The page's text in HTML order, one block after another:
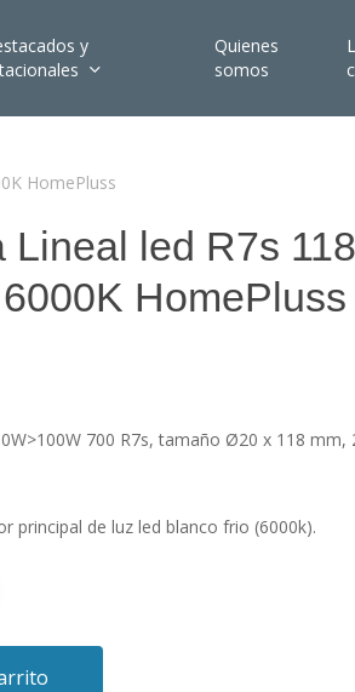
y
Quienes
somos
HomePluss
Lineal led R7s
HomePluss
700 R7s, tamaño Ø20 x 118
principal de luz led blanco frio (6000k).